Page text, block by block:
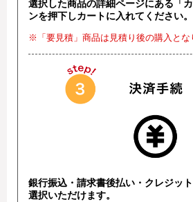
選択した商品の詳細ページにある「
ンを押下しカートに入れてください。
※「要見積」商品は見積り後の購入とな
銀行振込・請求書後払い・クレジッ
選択いただけます。